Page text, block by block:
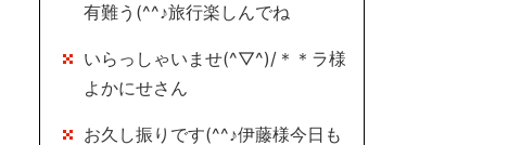
有難う(^^♪旅行楽しんでね
いらっしゃいませ(^▽^)/＊＊ラ様
よかにせさん
お久し振りです(^^♪伊藤様今日も